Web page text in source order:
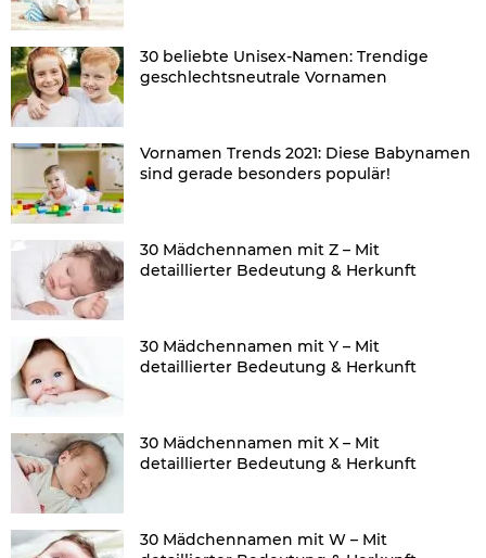
30 beliebte Unisex-Namen: Trendige
geschlechtsneutrale Vornamen
Vornamen Trends 2021: Diese Babynamen
sind gerade besonders populär!
30 Mädchennamen mit Z – Mit
detaillierter Bedeutung & Herkunft
30 Mädchennamen mit Y – Mit
detaillierter Bedeutung & Herkunft
30 Mädchennamen mit X – Mit
detaillierter Bedeutung & Herkunft
30 Mädchennamen mit W – Mit